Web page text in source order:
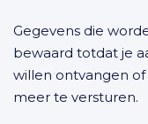
Gegevens die
bewaard totdat je
willen ontvangen
meer te versturen.